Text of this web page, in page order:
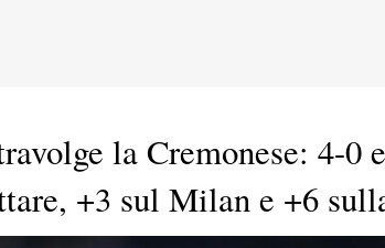
la Cremonese: 4-0
+3 sul Milan e +6